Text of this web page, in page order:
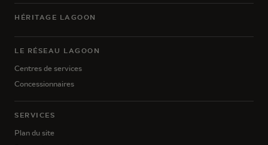
HÉRITAGE LAGOON
LE RÉSEAU LAGOON
Centres de services
Concessionnaires
SERVICES
Plan du site